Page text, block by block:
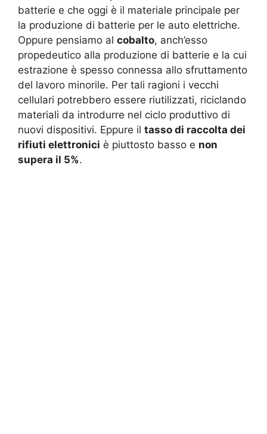
batterie e che oggi è il materiale principale per
la produzione di batterie per le auto elettriche.
Oppure pensiamo al cobalto, anch’esso
propedeutico alla produzione di batterie e la cui
estrazione è spesso connessa allo sfruttamento
del lavoro minorile. Per tali ragioni i vecchi
cellulari potrebbero essere riutilizzati, riciclando
materiali da introdurre nel ciclo produttivo di
nuovi dispositivi. Eppure il tasso di raccolta dei
rifiuti elettronici è piuttosto basso e non
supera il 5%.